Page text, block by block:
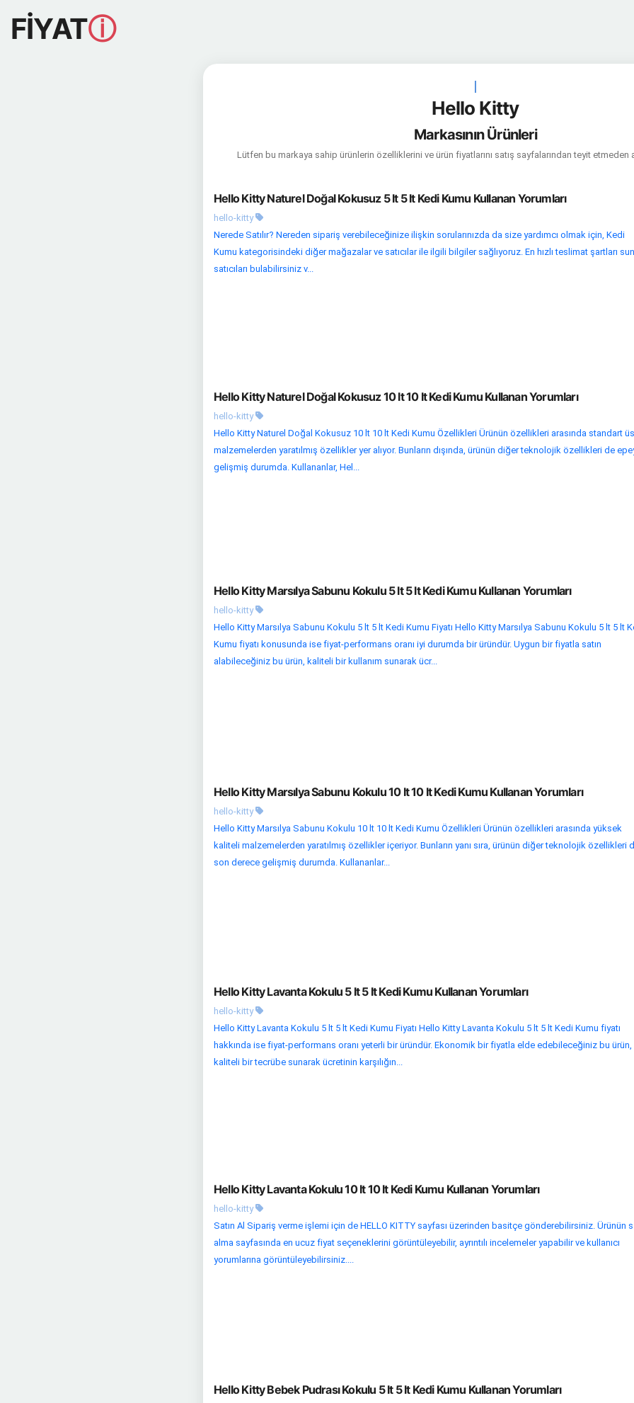
FİYATⓘ
|
Hello Kitty
Markasının Ürünleri
Lütfen bu markaya sahip ürünlerin özelliklerini ve ürün fiyatlarını satış sayfalarından teyit etmeden
Hello Kitty Naturel Doğal Kokusuz 5 lt 5 lt Kedi Kumu Kullanan Yorumları
hello-kitty
Nerede Satılır? Nereden sipariş verebileceğinize ilişkin sorularınızda da size yardımcı olmak için, Kedi
Kumu kategorisindeki diğer mağazalar ve satıcılar ile ilgili bilgiler sağlıyoruz. En hızlı teslimat şartları
satıcıları bulabilirsiniz v...
Hello Kitty Naturel Doğal Kokusuz 10 lt 10 lt Kedi Kumu Kullanan Yorumları
hello-kitty
Hello Kitty Naturel Doğal Kokusuz 10 lt 10 lt Kedi Kumu Özellikleri Ürünün özellikleri arasında standart
malzemelerden yaratılmış özellikler yer alıyor. Bunların dışında, ürünün diğer teknolojik özellikleri de
gelişmiş durumda. Kullananlar, Hel...
Hello Kitty Marsılya Sabunu Kokulu 5 lt 5 lt Kedi Kumu Kullanan Yorumları
hello-kitty
Hello Kitty Marsılya Sabunu Kokulu 5 lt 5 lt Kedi Kumu Fiyatı Hello Kitty Marsılya Sabunu Kokulu 5 lt 5 lt
Kumu fiyatı konusunda ise fiyat-performans oranı iyi durumda bir üründür. Uygun bir fiyatla satın
alabileceğiniz bu ürün, kaliteli bir kullanım sunarak ücr...
Hello Kitty Marsılya Sabunu Kokulu 10 lt 10 lt Kedi Kumu Kullanan Yorumları
hello-kitty
Hello Kitty Marsılya Sabunu Kokulu 10 lt 10 lt Kedi Kumu Özellikleri Ürünün özellikleri arasında yüksek
kaliteli malzemelerden yaratılmış özellikler içeriyor. Bunların yanı sıra, ürünün diğer teknolojik özellikleri
son derece gelişmiş durumda. Kullananlar...
Hello Kitty Lavanta Kokulu 5 lt 5 lt Kedi Kumu Kullanan Yorumları
hello-kitty
Hello Kitty Lavanta Kokulu 5 lt 5 lt Kedi Kumu Fiyatı Hello Kitty Lavanta Kokulu 5 lt 5 lt Kedi Kumu fiyatı
hakkında ise fiyat-performans oranı yeterli bir üründür. Ekonomik bir fiyatla elde edebileceğiniz bu ürün,
kaliteli bir tecrübe sunarak ücretinin karşılığın...
Hello Kitty Lavanta Kokulu 10 lt 10 lt Kedi Kumu Kullanan Yorumları
hello-kitty
Satın Al Sipariş verme işlemi için de HELLO KITTY sayfası üzerinden basitçe gönderebilirsiniz. Ürünün
alma sayfasında en ucuz fiyat seçeneklerini görüntüleyebilir, ayrıntılı incelemeler yapabilir ve kullanıcı
yorumlarına görüntüleyebilirsiniz....
Hello Kitty Bebek Pudrası Kokulu 5 lt 5 lt Kedi Kumu Kullanan Yorumları